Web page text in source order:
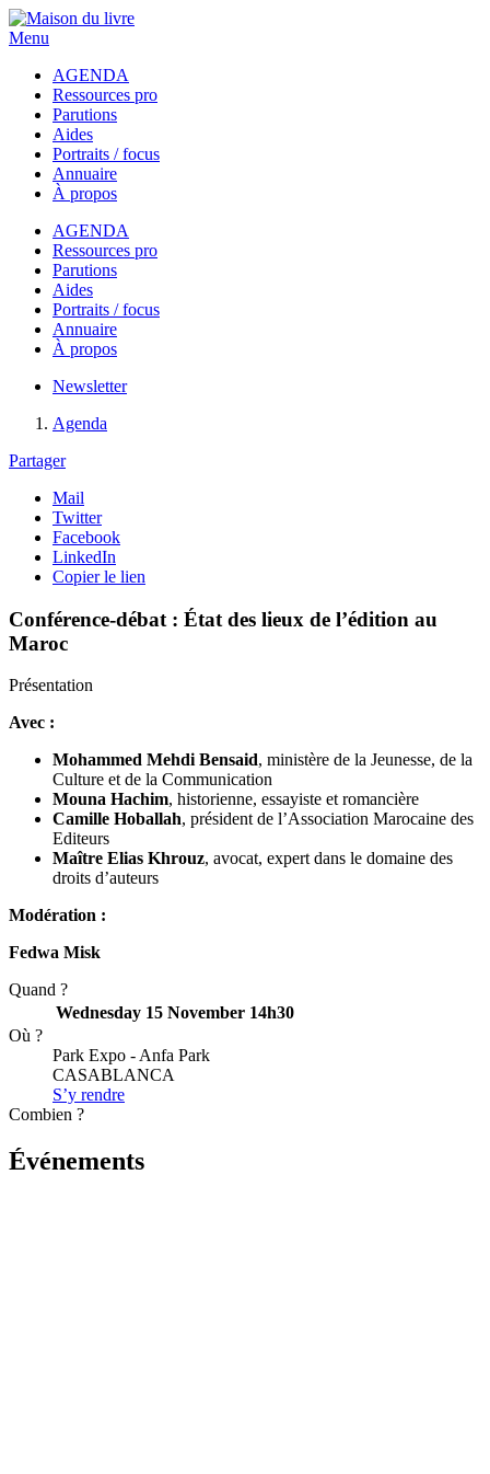
Menu
AGENDA
Ressources pro
Parutions
Aides
Portraits / focus
Annuaire
À propos
AGENDA
Ressources pro
Parutions
Aides
Portraits / focus
Annuaire
À propos
Newsletter
Agenda
Partager
Mail
Twitter
Facebook
LinkedIn
Copier le lien
Conférence-débat : État des lieux de l’édition au
Maroc
Présentation
Avec :
Mohammed Mehdi Bensaid, ministère de la Jeunesse, de la
Culture et de la Communication
Mouna Hachim, historienne, essayiste et romancière
Camille Hoballah, président de l’Association Marocaine des
Editeurs
Maître Elias Khrouz, avocat, expert dans le domaine des
droits d’auteurs
Modération :
Fedwa Misk
Quand ?
Wednesday 15 November 14h30
Où ?
Park Expo - Anfa Park
CASABLANCA
S’y rendre
Combien ?
Événements